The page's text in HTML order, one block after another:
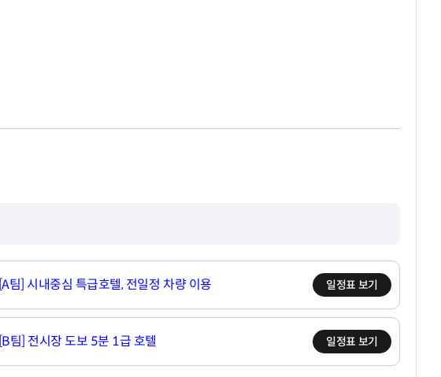
[A팀] 시내중심 특급호텔, 전일정 차량 이용 일정표 보기
[B팀] 전시장 도보 5분 1급 호텔 일정표 보기